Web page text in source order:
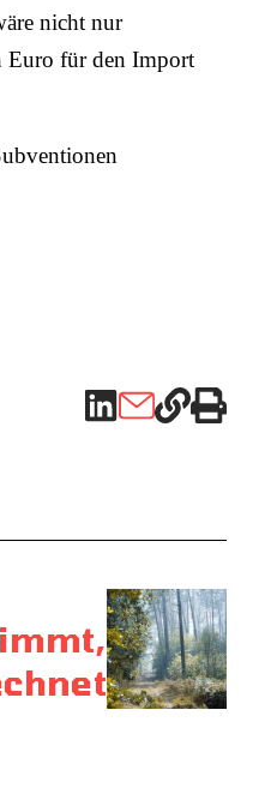
nicht nur
Euro für den Import